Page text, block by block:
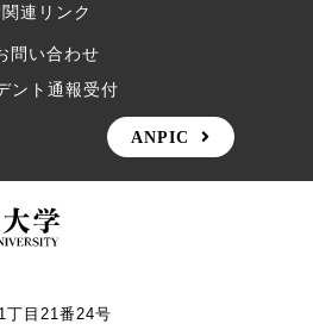
関連リンク
問い合わせ
ント通報受付
ANPIC
目21番24号